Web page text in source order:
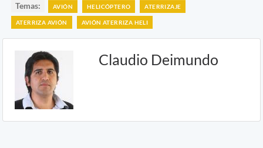
Temas: AVIÓN HELICÓPTERO ATERRIZAJE
ATERRIZA AVIÓN AVIÓN ATERRIZA HELI
Claudio Deimundo